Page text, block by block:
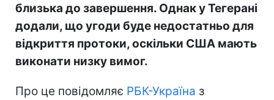
близька до завершення. Однак у Тегерані
додали, що угоди буде недостатньо для
відкриття протоки, оскільки США мають
виконати низку вимог.
Про це повідомляє РБК-Україна з